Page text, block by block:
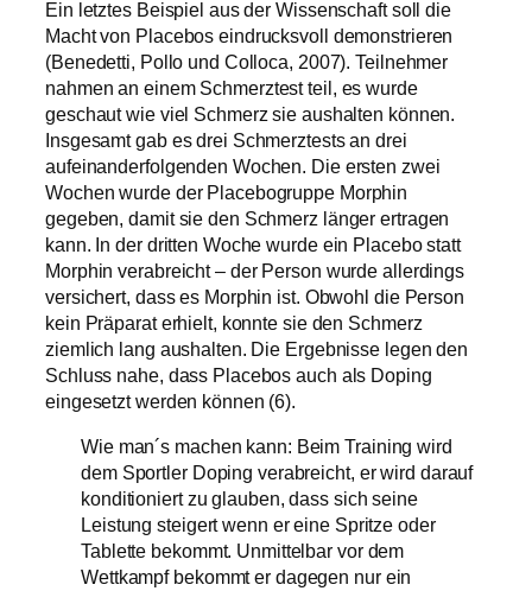
Ein letztes Beispiel aus der Wissenschaft soll die
Macht von Placebos eindrucksvoll demonstrieren
(Benedetti, Pollo und Colloca, 2007). Teilnehmer
nahmen an einem Schmerztest teil, es wurde
geschaut wie viel Schmerz sie aushalten können.
Insgesamt gab es drei Schmerztests an drei
aufeinanderfolgenden Wochen. Die ersten zwei
Wochen wurde der Placebogruppe Morphin
gegeben, damit sie den Schmerz länger ertragen
kann. In der dritten Woche wurde ein Placebo statt
Morphin verabreicht – der Person wurde allerdings
versichert, dass es Morphin ist. Obwohl die Person
kein Präparat erhielt, konnte sie den Schmerz
ziemlich lang aushalten. Die Ergebnisse legen den
Schluss nahe, dass Placebos auch als Doping
eingesetzt werden können (6).
Wie man´s machen kann: Beim Training wird
dem Sportler Doping verabreicht, er wird darauf
konditioniert zu glauben, dass sich seine
Leistung steigert wenn er eine Spritze oder
Tablette bekommt. Unmittelbar vor dem
Wettkampf bekommt er dagegen nur ein